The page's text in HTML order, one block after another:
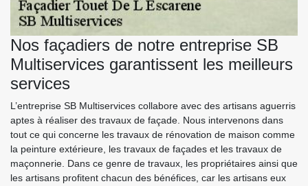
Nos façadiers de notre entreprise SB
Multiservices garantissent les meilleurs
services
L’entreprise SB Multiservices collabore avec des artisans aguerris
aptes à réaliser des travaux de façade. Nous intervenons dans
tout ce qui concerne les travaux de rénovation de maison comme
la peinture extérieure, les travaux de façades et les travaux de
maçonnerie. Dans ce genre de travaux, les propriétaires ainsi que
les artisans profitent chacun des bénéfices, car les artisans eux